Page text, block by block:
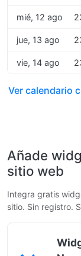
mié, 12 ago
jue, 13 ago
vie, 14 ago
Ver calendario
Añade
sitio web
Integra gratis
sitio. Sin registro.